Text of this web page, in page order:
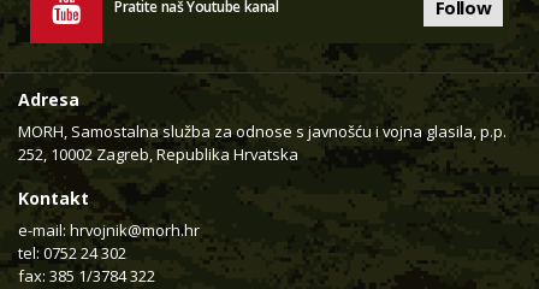
Pratite naš Youtube kanal Follow
Adresa
MORH, Samostalna služba za odnose s javnošću i vojna glasila, p.p.
252, 10002 Zagreb, Republika Hrvatska
Kontakt
e-mail: hrvojnik@morh.hr
tel: 0752 24 302
fax: 385 1/3784 322